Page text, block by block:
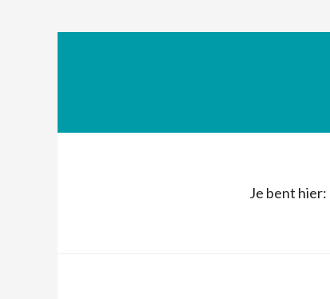
Je bent hier: